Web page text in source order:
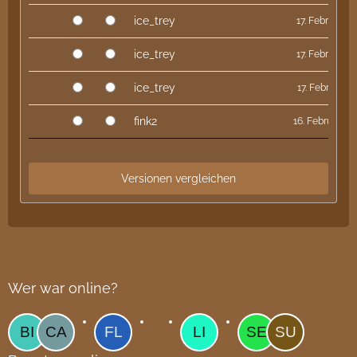
ice_trey 17. Februar
ice_trey 17. Februar
ice_trey 17. Februar
fink2 16. Februar
Wer war online?